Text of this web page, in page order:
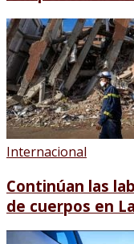
Internacional
Continúan las
de cuerpos en